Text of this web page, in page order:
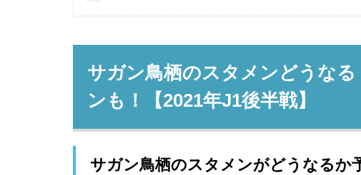
サガン鳥栖のスタメンどうな
ンも！【2021年J1後半戦】
サガン鳥栖のスタメンがどうなるか